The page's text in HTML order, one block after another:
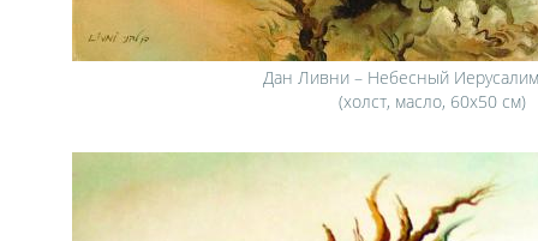
Дан Ливни – Небесный
(холст, масло, 60х50 см)